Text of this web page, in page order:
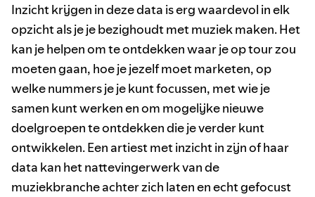
Inzicht krijgen in deze data is erg waardevol in elk
opzicht als je je bezighoudt met muziek maken. Het
kan je helpen om te ontdekken waar je op tour zou
moeten gaan, hoe je jezelf moet marketen, op
welke nummers je je kunt focussen, met wie je
samen kunt werken en om mogelijke nieuwe
doelgroepen te ontdekken die je verder kunt
ontwikkelen. Een artiest met inzicht in zijn of haar
data kan het nattevingerwerk van de
muziekbranche achter zich laten en echt gefocust